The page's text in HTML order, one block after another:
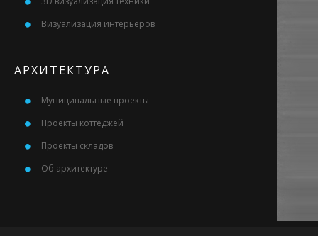
Визуализация интерьеров
АРХИТЕКТУРА
Муниципальные проекты
Проекты коттеджей
Проекты складов
Об архитектуре